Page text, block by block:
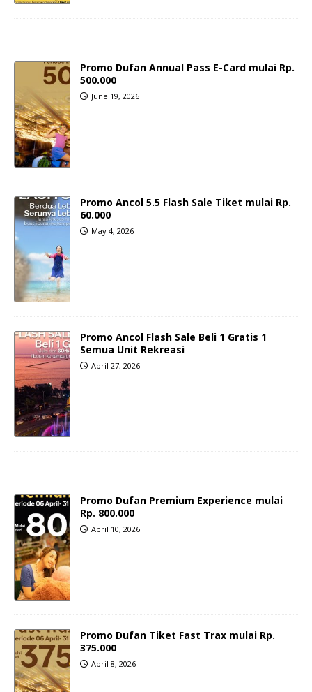
Promo Dufan Annual Pass E-Card mulai Rp.
500.000
June 19, 2026
Promo Ancol 5.5 Flash Sale Tiket mulai Rp.
60.000
May 4, 2026
Promo Ancol Flash Sale Beli 1 Gratis 1
Semua Unit Rekreasi
April 27, 2026
Promo Dufan Premium Experience mulai
Rp. 800.000
April 10, 2026
Promo Dufan Tiket Fast Trax mulai Rp.
375.000
April 8, 2026